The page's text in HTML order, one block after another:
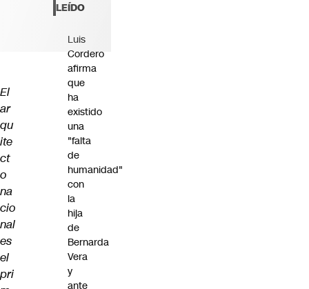
El
ar
qu
ite
ct
o
na
cio
nal
es
el
pri
LEÍDO
Luis
Cordero
afirma
que
ha
existido
una
"falta
de
humanidad"
con
la
hija
de
Bernarda
Vera
y
ante